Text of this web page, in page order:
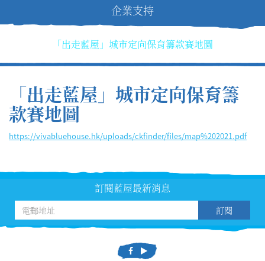
企業支持
「出走藍屋」城市定向保育籌款賽地圖
「出走藍屋」城市定向保育籌
款賽地圖
https://vivabluehouse.hk/uploads/ckfinder/files/map%202021.pdf
訂閱藍屋最新消息
訂閱